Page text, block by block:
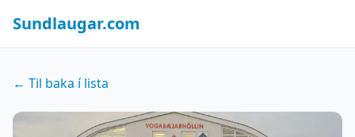
Sundlaugar.com
← Til baka í lista